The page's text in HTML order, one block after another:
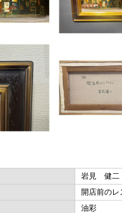
岩見 健二
開店前のレ
油彩